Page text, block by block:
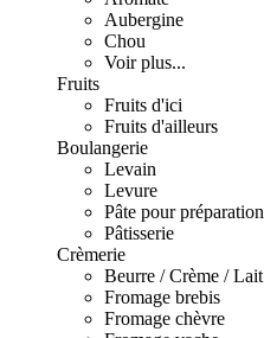
Aubergine
Chou
Voir plus...
Fruits
Fruits d'ici
Fruits d'ailleurs
Boulangerie
Levain
Levure
Pâte pour préparation
Pâtisserie
Crèmerie
Beurre / Crème / Lait
Fromage brebis
Fromage chèvre